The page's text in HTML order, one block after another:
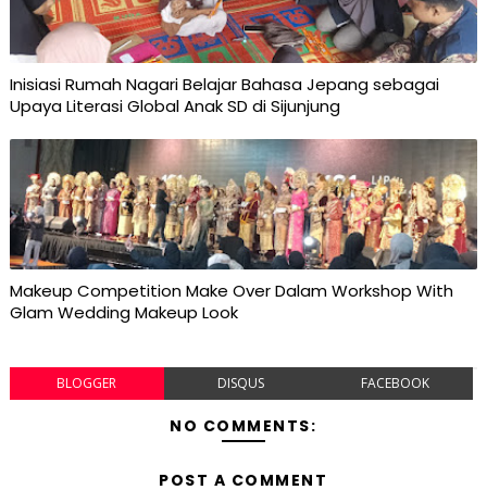
Inisiasi Rumah Nagari Belajar Bahasa Jepang sebagai
Upaya Literasi Global Anak SD di Sijunjung
Makeup Competition Make Over Dalam Workshop With
Glam Wedding Makeup Look
BLOGGER DISQUS FACEBOOK
NO COMMENTS:
POST A COMMENT